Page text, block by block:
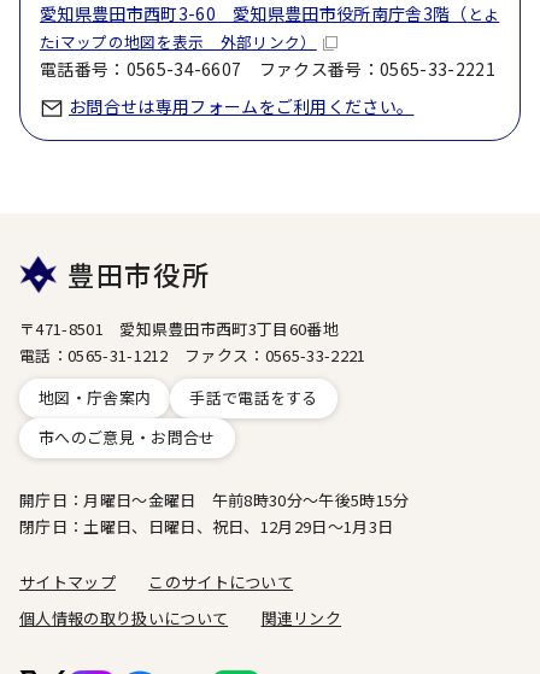
愛知県豊田市西町3-60 愛知県豊田市役所南庁舎3階（ とよ
たiマップの地図を表示 外部リンク）
電話番号：0565-34-6607 ファクス番号：0565-33-2221
お問合せは専用フォームをご利用ください。
豊田市役所
〒471-8501 愛知県豊田市西町3丁目60番地
電話：0565-31-1212 ファクス：0565-33-2221
地図・庁舎案内
手話で電話をする
市へのご意見・お問合せ
開庁日：月曜日～金曜日 午前8時30分～午後5時15分
閉庁日：土曜日、日曜日、祝日、12月29日～1月3日
サイトマップ
このサイトについて
個人情報の取り扱いについて
関連リンク